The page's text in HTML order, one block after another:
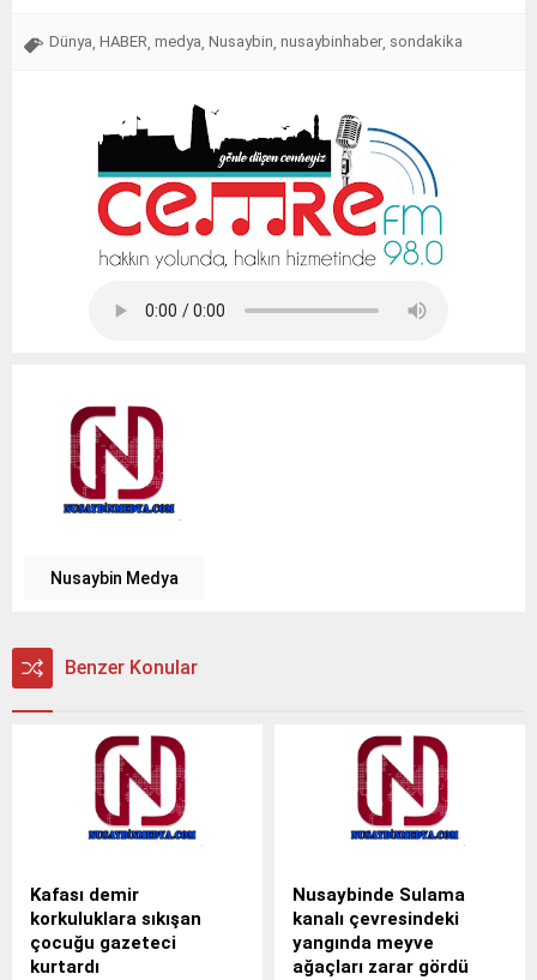
Dünya HABER medya Nusaybin nusaybinhaber sondakika
Nusaybin Medya
Benzer Konular
Kafası demir
korkuluklara sıkışan
çocuğu gazeteci
kurtardı
Nusaybinde Sulama
kanalı çevresindeki
yangında meyve
ağaçları zarar gördü